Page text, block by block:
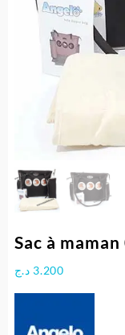
Sac à
3.200 د.ج